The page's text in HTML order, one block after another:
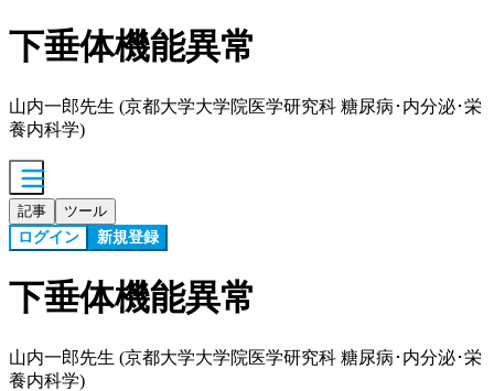
下垂体機能異常
山内一郎先生 (京都大学大学院医学研究科 糖尿病･内分泌･栄
養内科学)
記事 ツール
ログイン 新規登録
下垂体機能異常
山内一郎先生 (京都大学大学院医学研究科 糖尿病･内分泌･栄
養内科学)